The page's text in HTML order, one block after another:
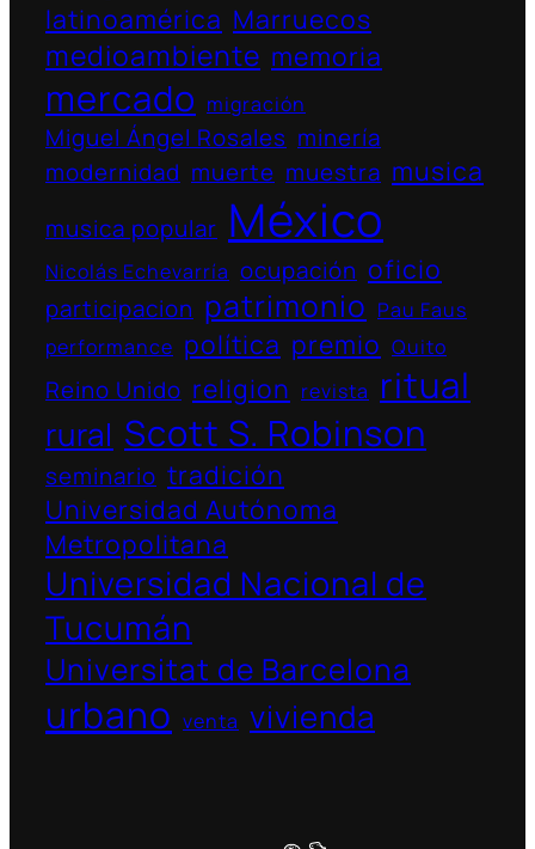
latinoamérica Marruecos
medioambiente memoria
mercado migración
Miguel Ángel Rosales minería
modernidad muerte muestra musica
musica popular México
Nicolás Echevarría ocupación oficio
participacion patrimonio Pau Faus
performance política premio Quito
Reino Unido religion revista ritual
rural Scott S. Robinson
seminario tradición
Universidad Autónoma
Metropolitana
Universidad Nacional de
Tucumán
Universitat de Barcelona
urbano venta vivienda